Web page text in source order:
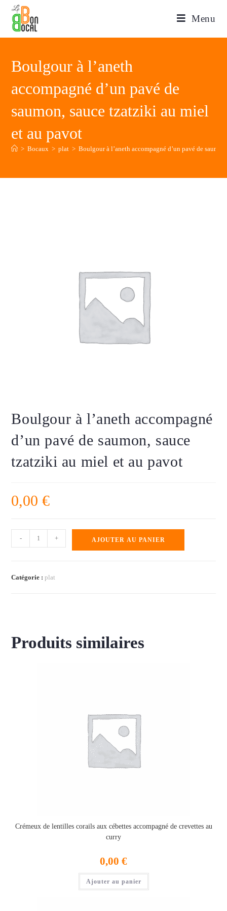
Menu
Boulgour à l’aneth
accompagné d’un pavé de
saumon, sauce tzatziki au miel
et au pavot
> Bocaux > plat > Boulgour à l’aneth accompagné d’un pavé de
Boulgour à l’aneth accompagné
d’un pavé de saumon, sauce
tzatziki au miel et au pavot
0,00€
- + AJOUTER AU PANIER
Catégorie :plat
Produits similaires
Crémeux de lentilles corails aux cébettes accompagné de crevettes au
curry
0,00 €
Ajouter au panier